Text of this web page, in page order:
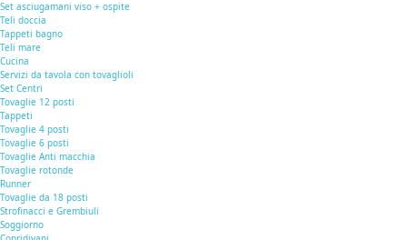
Set asciugamani viso + ospite
Teli doccia
Tappeti bagno
Teli mare
Cucina
Servizi da tavola con tovaglioli
Set Centri
Tovaglie 12 posti
Tappeti
Tovaglie 4 posti
Tovaglie 6 posti
Tovaglie Anti macchia
Tovaglie rotonde
Runner
Tovaglie da 18 posti
Strofinacci e Grembiuli
Soggiorno